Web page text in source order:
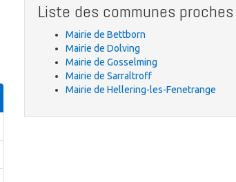
Liste des communes proches
Mairie de Bettborn
Mairie de Dolving
Mairie de Gosselming
Mairie de Sarraltroff
Mairie de Hellering-les-Fenetrange